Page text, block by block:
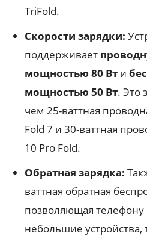
TriFold.
Скорости зарядки:
поддерживает
мощностью 80 Вт и
мощностью 50 Вт. Это
чем 25-ваттная
Fold 7 и 30-ваттная
10 Pro Fold.
Обратная зарядка:
ваттная обратная
позволяющая телефону
небольшие